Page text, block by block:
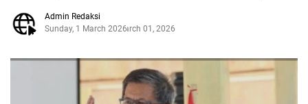
Gerung Official
Admin Redaksi
Sunday, 1 March 2026March 01, 2026